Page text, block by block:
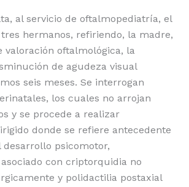
al servicio de oftalmopediatría, el
hermanos, refiriendo, la madre,
valoración oftalmológica, la
de agudeza visual
seis meses. Se interrogan
los cuales no arrojan
y se procede a realizar
donde se refiere antecedente
desarrollo psicomotor,
con criptorquidia no
y polidactilia postaxial